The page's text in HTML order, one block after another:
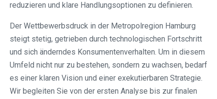
reduzieren und klare Handlungsoptionen zu definieren.
Der Wettbewerbsdruck in der Metropolregion Hamburg
steigt stetig, getrieben durch technologischen Fortschritt
und sich änderndes Konsumentenverhalten. Um in diesem
Umfeld nicht nur zu bestehen, sondern zu wachsen, bedarf
es einer klaren Vision und einer exekutierbaren Strategie.
Wir begleiten Sie von der ersten Analyse bis zur finalen